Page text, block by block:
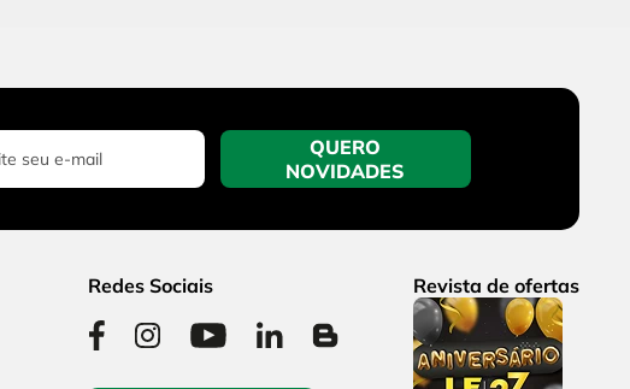
QUERO
NOVIDADES
Redes Sociais Revista de ofertas